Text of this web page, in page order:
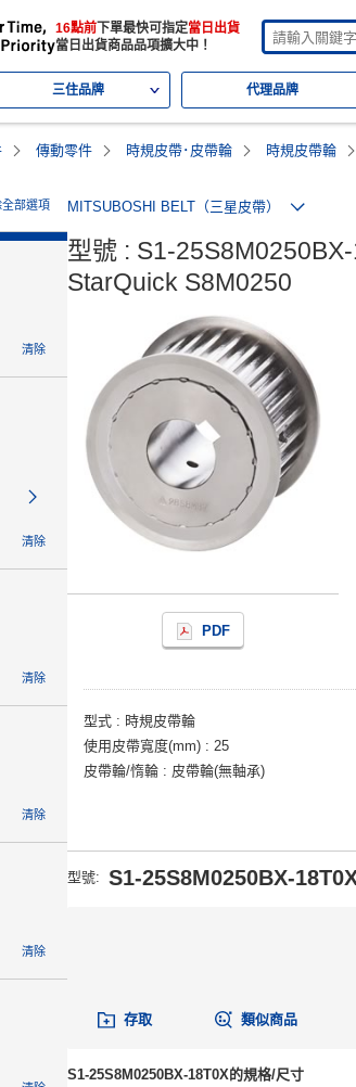
16點前 下單最快可指定當日出貨
當日出貨商品品項擴大中！
三住品牌 代理品牌
傳動零件 時規皮帶･皮帶輪 時規皮帶輪
全部選項
清除
清除
清除
清除
清除
MITSUBOSHI BELT（三星皮帶）
型號 : S1-
StarQuick S8M0250
PDF
型式 時規皮帶輪
使用皮帶寬度(mm)
25
皮帶輪/惰輪
皮帶輪(無軸承)
型號: S1-25S8M0250BX-
存取 類似商品
S1-25S8M0250BX-18T0X的規格/尺寸